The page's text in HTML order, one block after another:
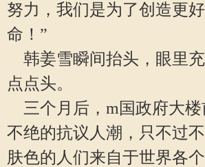
努力，我们是为了创造更
命！”
韩姜雪瞬间抬头，眼里
点点头。
三个月后，m国政府大楼
不绝的抗议人潮，只不过
肤色的人们来自于世界各